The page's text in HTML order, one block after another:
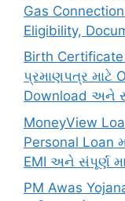
Gas
Eligibility,
Birth
પ્રમાણપત્ર માટે
Download અને
MoneyView
Personal Loan
EMI અને સંપૂર્ણ
PM Awas